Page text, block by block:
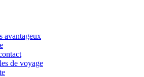
avantageux
de voyage